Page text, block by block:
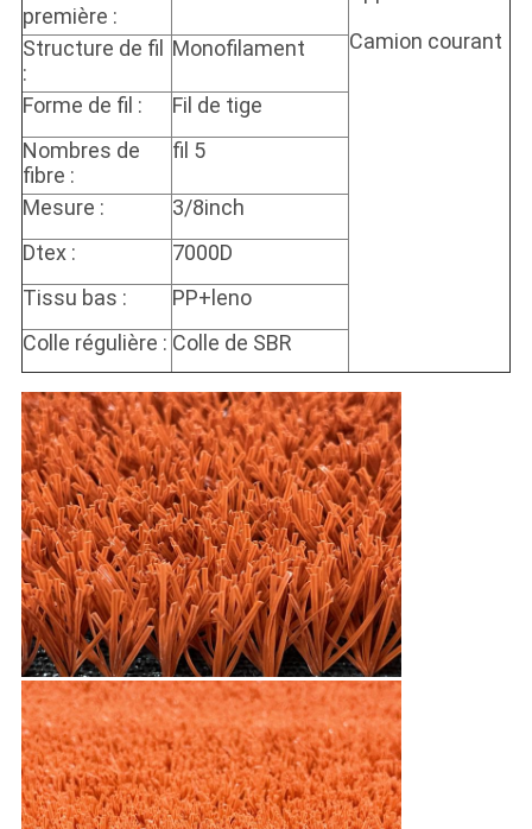
première :
Camion courant
Structure de fil
:
Monofilament
Forme de fil :
Fil de tige
Nombres de
fibre :
fil 5
Mesure :
3/8inch
Dtex :
7000D
Tissu bas :
PP+leno
Colle régulière : Colle de SBR